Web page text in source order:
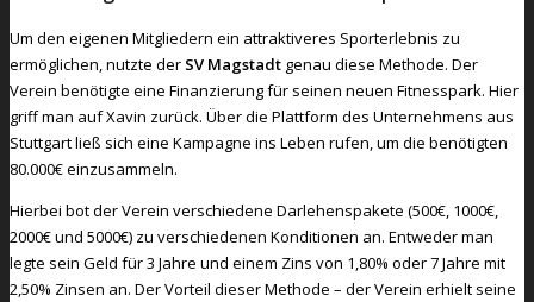
Um den eigenen Mitgliedern ein attraktiveres Sporterlebnis zu
ermöglichen, nutzte der SV Magstadt genau diese Methode. Der
Verein benötigte eine Finanzierung für seinen neuen Fitnesspark. Hier
griff man auf Xavin zurück. Über die Plattform des Unternehmens aus
Stuttgart ließ sich eine Kampagne ins Leben rufen, um die benötigten
80.000€ einzusammeln.
Hierbei bot der Verein verschiedene Darlehenspakete (500€, 1000€,
2000€ und 5000€) zu verschiedenen Konditionen an. Entweder man
legte sein Geld für 3 Jahre und einem Zins von 1,80% oder 7 Jahre mit
2,50% Zinsen an. Der Vorteil dieser Methode – der Verein erhielt seine